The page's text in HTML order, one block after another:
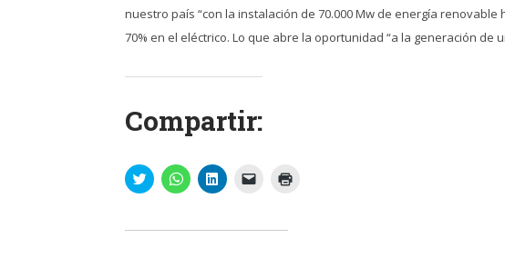
nuestro país “con la instalación de 70.000 Mw de energía
70% en el eléctrico. Lo que abre la oportunidad “a la generación
Compartir:
Haz
clic
Twitter
Haz
clic
WhatsApp
Haz
clic
LinkedIn
Haz
enlace